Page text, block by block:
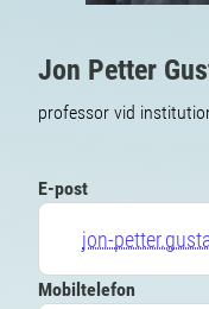
Jon Petter
professor vid
E-post
jon-
Mobiltelefon